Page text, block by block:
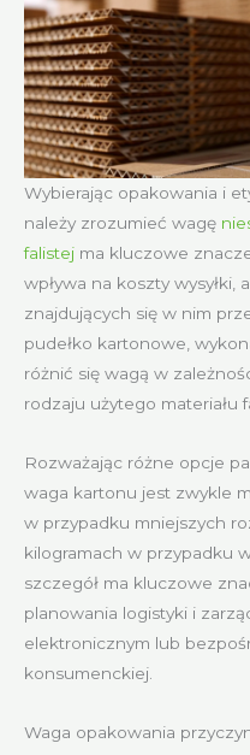
Wybierając opakowania i
należy zrozumieć wagę
falistej ma kluczowe
wpływa na koszty wysyłki,
znajdujących się w nim
pudełko kartonowe,
różnić się wagą w
rodzaju użytego materiału
Rozważając różne opcje
waga kartonu jest zwykle
w przypadku mniejszych
kilogramach w przypadku
szczegół ma kluczowe
planowania logistyki i
elektronicznym lub
konsumenckiej.
Waga opakowania